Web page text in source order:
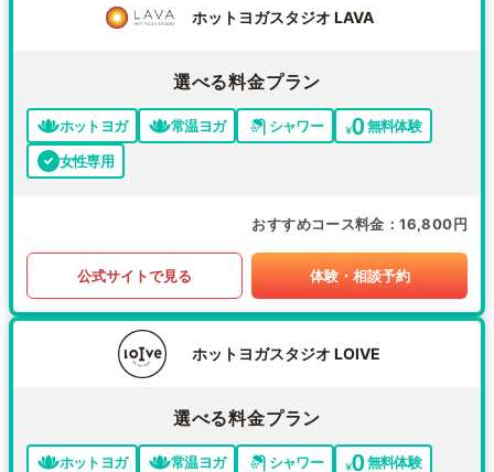
ホットヨガスタジオ LAVA
選べる料金プラン
ホットヨガ 常温ヨガ シャワー
無料体験
女性専用
おすすめコース料金 16,800円
公式サイトで見る 体験・相談予約
ホットヨガスタジオ LOIVE
選べる料金プラン
ホットヨガ 常温ヨガ シャワー
無料体験